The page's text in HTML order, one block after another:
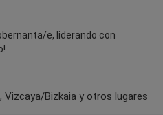
e, liderando con
Vizcaya/Bizkaia y otros lugares